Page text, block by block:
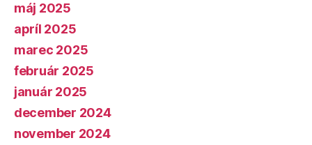
máj 2025
apríl 2025
marec 2025
február 2025
január 2025
december 2024
november 2024